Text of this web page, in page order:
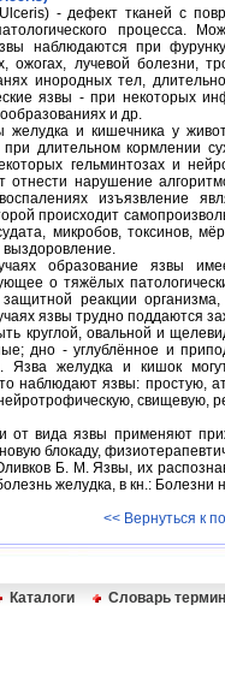
- дефект тканей с
процесса.
наблюдаются при
ожогах, лучевой болезни,
инородных тел,
язвы - при некоторых
и др.
желудка и кишечника у
длительном кормлении
гельминтозах и
отнести нарушение
изъязвление
происходит
микробов, токсинов,
выздоровление.
образование язвы
о тяжёлых
реакции
язвы трудно поддаются
круглой, овальной и
дно - углублённое и
Язва желудка и кишок
наблюдают язвы: простую,
свищевую,
от вида язвы применяют
блокаду,
Б. М. Язвы, их
желудка, в кн.: Болезни
<< Вернуться к
Каталоги Словарь